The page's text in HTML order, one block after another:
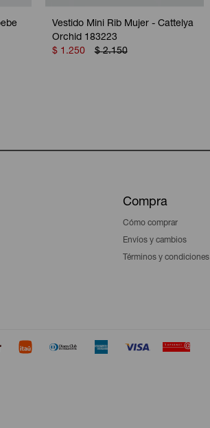
Vestido Mini Rib Mujer - Cattelya
Orchid 183223
$ 1.250 $ 2.150
Compra
Cómo comprar
Envíos y cambios
Términos y condiciones